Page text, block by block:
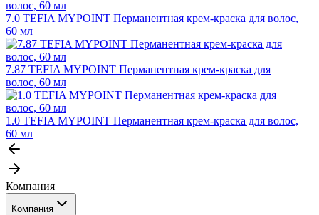
7.0 TEFIA MYPOINT Перманентная крем-краска для волос,
60 мл
7.87 TEFIA MYPOINT Перманентная крем-краска для
волос, 60 мл
1.0 TEFIA MYPOINT Перманентная крем-краска для волос,
60 мл
Компания
Компания